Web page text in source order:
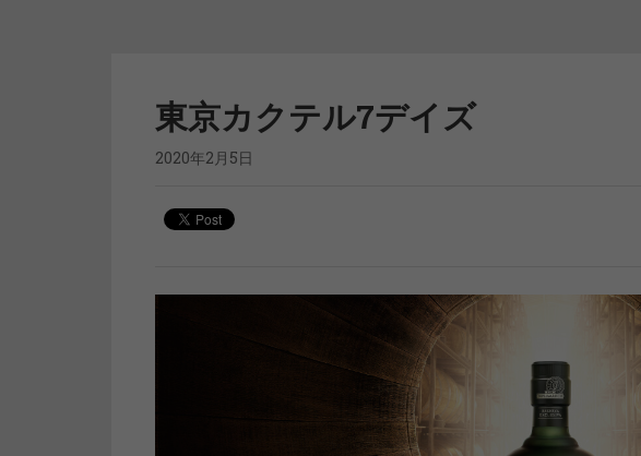
東京カクテル7デイズ
2020年2月5日